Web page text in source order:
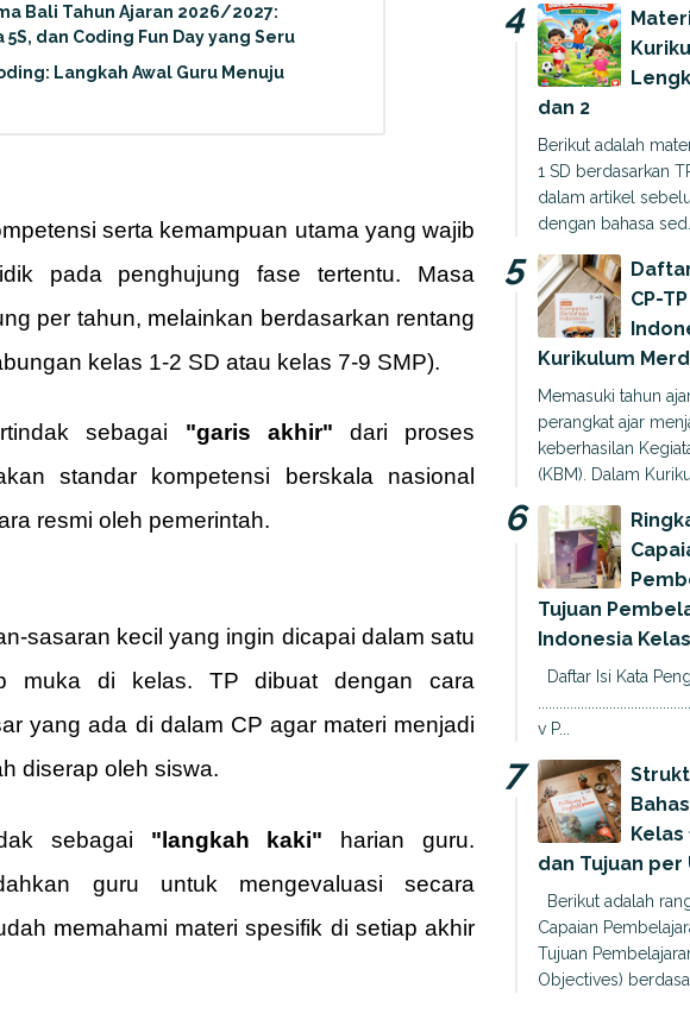
Bali Tahun Ajaran 2026/2027:
dan Coding Fun Day yang Seru
Langkah Awal Guru Menuju
serta kemampuan utama yang wajib
pada penghujung fase tertentu. Masa
per tahun, melainkan berdasarkan rentang
kelas 1-2 SD atau kelas 7-9 SMP).
sebagai "garis akhir" dari proses
standar kompetensi berskala nasional
resmi oleh pemerintah.
sasaran kecil yang ingin dicapai dalam satu
muka di kelas. TP dibuat dengan cara
yang ada di dalam CP agar materi menjadi
diserap oleh siswa.
sebagai "langkah kaki" harian guru.
guru untuk mengevaluasi secara
memahami materi spesifik di setiap akhir
dan 2
Berikut adalah
1 SD berdasarkan
dalam artikel
dengan bahasa
CP-
Kurikulum
Memasuki tahun
perangkat ajar
keberhasilan
(KBM). Dalam
Tujuan
Indonesia
Daftar Isi Kata
v P...
Kelas
dan Tujuan per
Berikut adalah
Capaian
Tujuan
Objectives)